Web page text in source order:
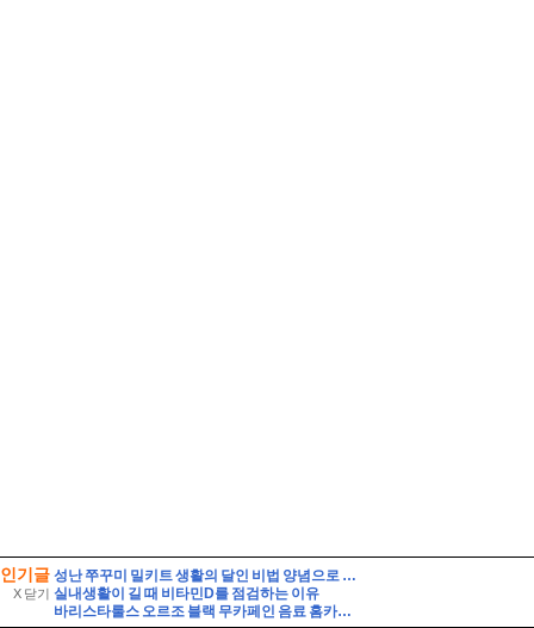
인기글
X 닫기
성난 쭈꾸미 밀키트 생활의 달인 비법 양념으로 만든 쭈삼불고기 레시피
실내생활이 길 때 비타민D를 점검하는 이유
바리스타룰스 오르조 블랙 무카페인 음료 홈카페 활용 및 솔직 시음 후기